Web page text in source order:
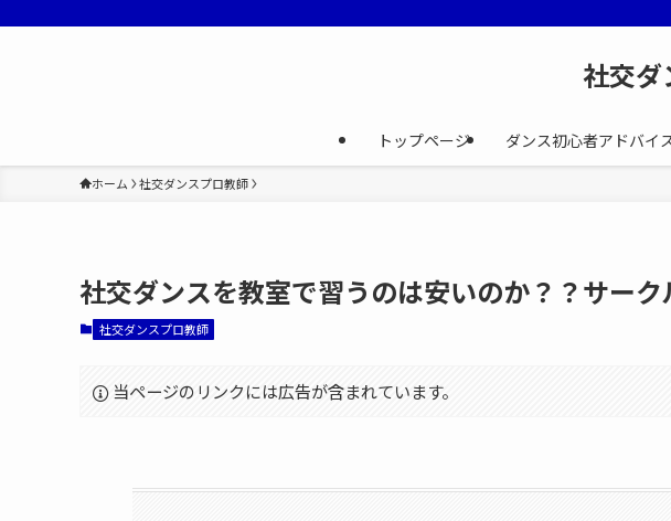
社交
トップページ ダンス初心者アドバイ
ホーム 社交ダンスプロ教師
社交ダンスを教室で習うのは安いのか？？サーク
社交ダンスプロ教師
当ページのリンクには広告が含まれています。